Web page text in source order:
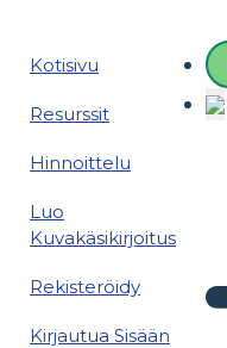
Kotisivu
Resurssit
Hinnoittelu
Luo
Kuvakäsikirjoitus
Rekisteröidy
Kirjautua Sisään